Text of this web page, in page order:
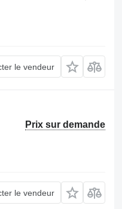
le vendeur
Prix sur demande
le vendeur